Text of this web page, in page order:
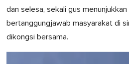
dan selesa, sekali gus
bertanggungjawab masyarakat di
dikongsi bersama.